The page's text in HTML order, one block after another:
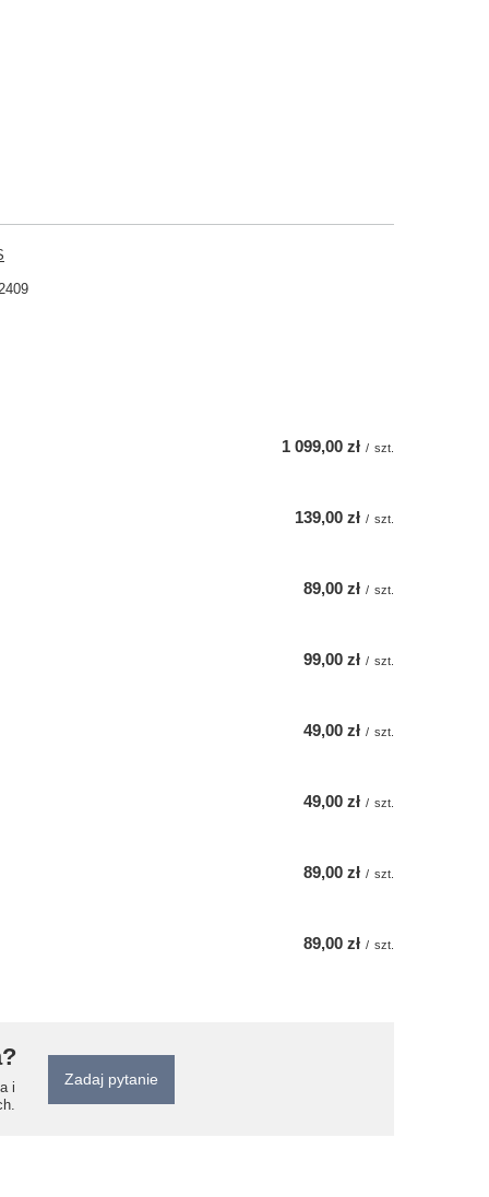
1 099,00 zł / szt.
139,00 zł / szt.
89,00 zł / szt.
99,00 zł / szt.
49,00 zł / szt.
49,00 zł / szt.
89,00 zł / szt.
89,00 zł / szt.
i
Zadaj pytanie